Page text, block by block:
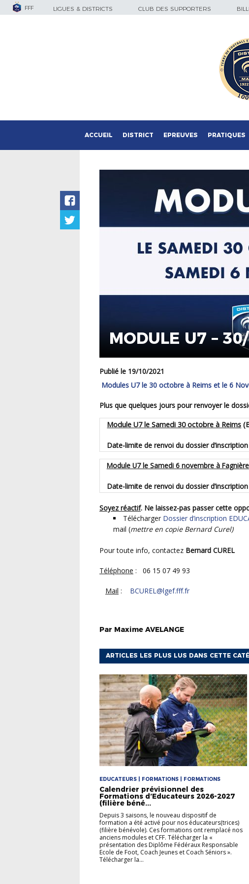
FFF LIGUES & DISTRICTS CLUB DES SUPPORTERS
ACCUEIL DISTRICT EPREUVES PRATIQUES
MODULE U7 –
Publié le 19/10/2021
Modules U7 le 30 octobre à Reims et le 6
Plus que quelques jours pour renvoyer le
Module U7 le Samedi 30 octobre à Reims
Date-limite de renvoi du dossier
Module U7 le Samedi 6 novembre à
Date-limite de renvoi du dossier
Soyez réactif. Ne laissez-pas passer cette
Télécharger Dossier d’inscription
mail (mettre en copie Bernard Curel)
Pour toute info, contactez Bernard CUREL
Téléphone : 06 15 07 49 93
Mail : BCUREL@lgef.fff.fr
Par Maxime AVELANGE
ARTICLES LES PLUS LUS DANS CETTE
EDUCATEURS | FORMATIONS | FORMATIONS
Calendrier prévisionnel des
Formations d’Educateurs 2026-2027
(filière béné...
Depuis 3 saisons, le nouveau dispositif de
formation a été activé pour nos éducateurs(trices)
(filière bénévole). Ces formations ont remplacé nos
anciens modules et CFF. Télécharger la «
présentation des Diplôme Fédéraux Responsable
Ecole de Foot, Coach Jeunes et Coach Séniors ».
Télécharger la...